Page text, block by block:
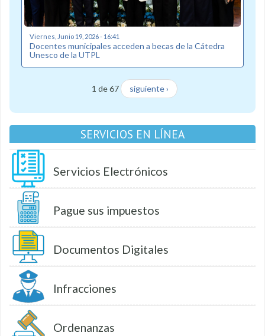
Viernes, Junio 19, 2026 - 16:41
Docentes municipales acceden a becas de la Cátedra
Unesco de la UTPL
1 de 67 siguiente ›
SERVICIOS EN LÍNEA
Servicios Electrónicos
Pague sus impuestos
Documentos Digitales
Infracciones
Ordenanzas